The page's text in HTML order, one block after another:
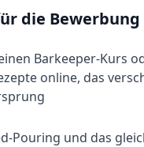
die Bewerbung
Barkeeper-Kurs
online, das
Pouring und das